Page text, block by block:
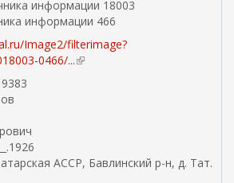
информации 18003
информации 466
Image2/filterimage?
0466/...(
я
я
АССР, Бавлинский р-н, д. Тат.